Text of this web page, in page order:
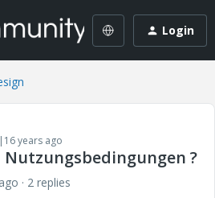
Login
years ago
Nutzungsbedingungen ?
2 replies